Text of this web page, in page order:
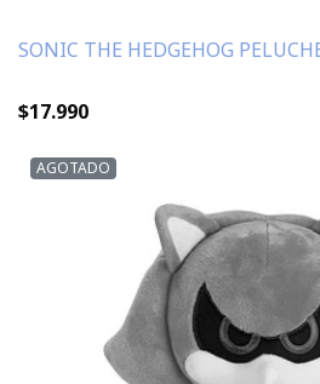
SONIC THE HEDGEHOG
$17.990
AGOTADO